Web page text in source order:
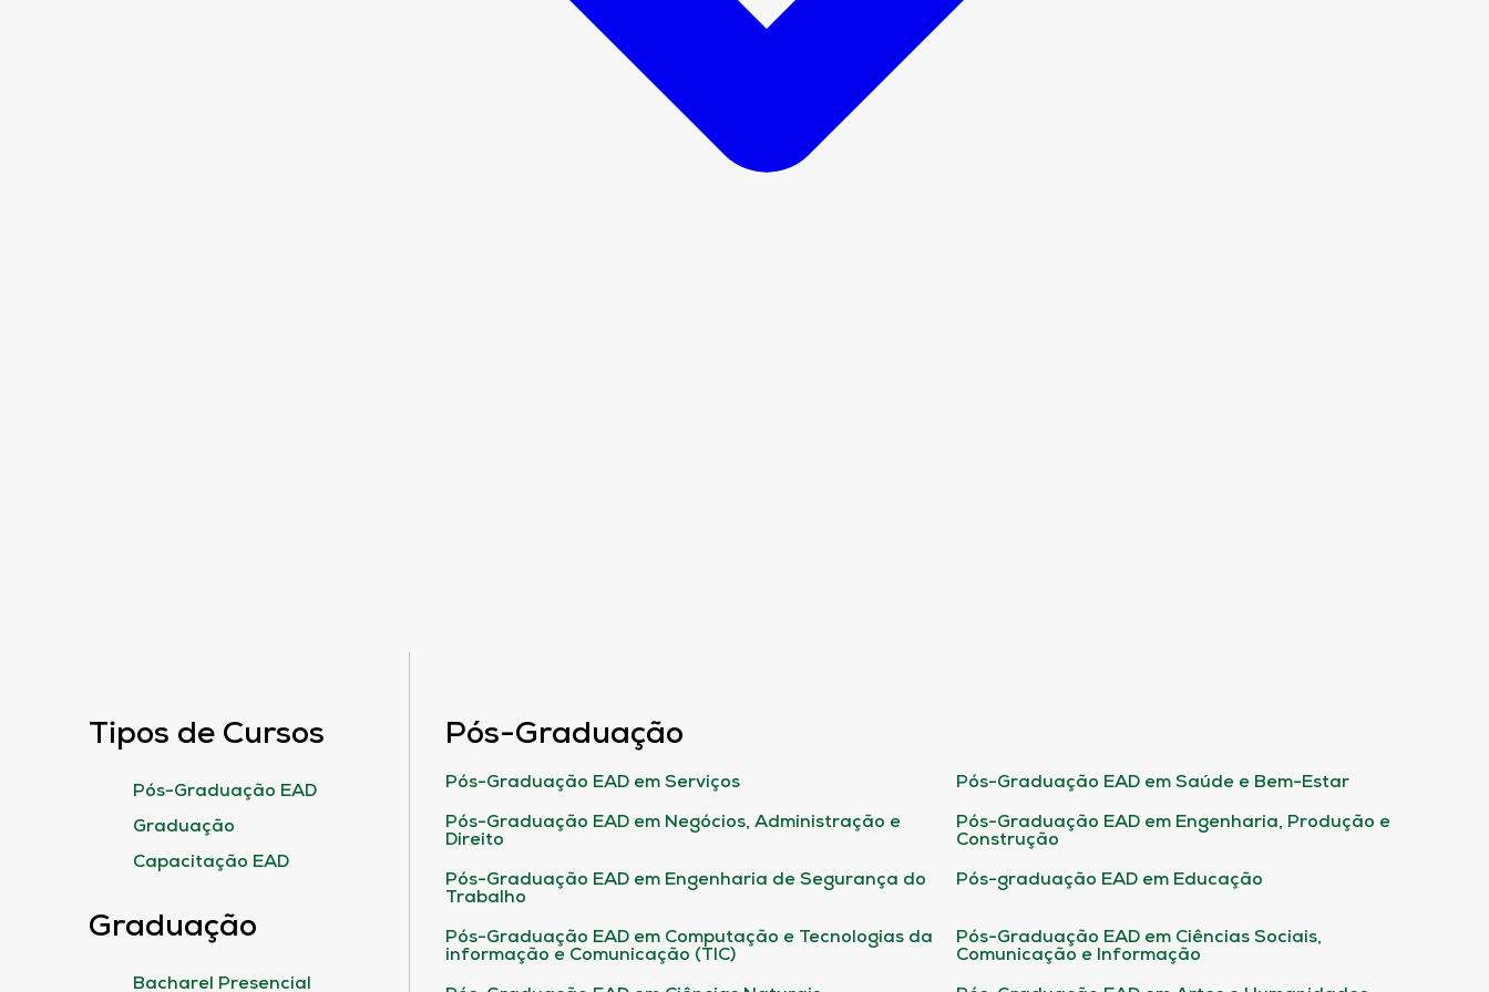
Tipos de Cursos
Pós-Graduação EAD
Graduação
Capacitação EAD
Graduação
Bacharel Presencial
Pós-Graduação
Pós-Graduação EAD em Serviços Pós-Graduação EAD em Saúde e Bem-Estar
Pós-Graduação EAD em Negócios, Administração e
Direito
Pós-Graduação EAD em Engenharia, Produção e
Construção
Pós-Graduação EAD em Engenharia de Segurança do
Trabalho
Pós-graduação EAD em Educação
Pós-Graduação EAD em Computação e Tecnologias da
informação e Comunicação (TIC)
Pós-Graduação EAD em Ciências Sociais,
Comunicação e Informação